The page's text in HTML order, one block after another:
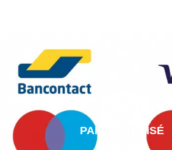
PAIEMENT AISÉ